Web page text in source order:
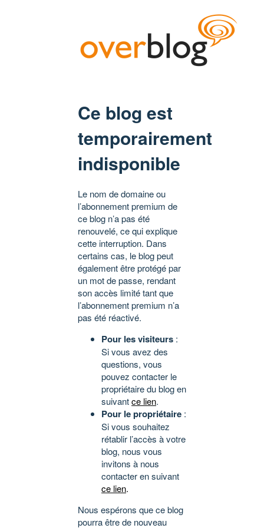
Ce blog est
temporairement
indisponible
Le nom de domaine ou
l’abonnement premium de
ce blog n’a pas été
renouvelé, ce qui explique
cette interruption. Dans
certains cas, le blog peut
également être protégé par
un mot de passe, rendant
son accès limité tant que
l’abonnement premium n’a
pas été réactivé.
Pour les visiteurs :
Si vous avez des
questions, vous
pouvez contacter le
propriétaire du blog en
suivantce lien.
Pour le propriétaire :
Si vous souhaitez
rétablir l’accès à votre
blog, nous vous
invitons à nous
contacter en suivant
ce lien.
Nous espérons que ce blog
pourra être de nouveau